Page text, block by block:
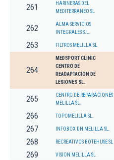
261
HARINERAS DEL
MEDITERRANEO SL
262
ALMA SERVICIOS
INTEGRALES S.L.
263 FILTROS MELILLA SL
264
MEDSPORT CLINIC
CENTRO DE
READAPTACION DE
LESIONES SL.
265
CENTRO DE REPARACIONES
MELILLA SL.
266 TOPOMELILLA SL.
267 INFOBOX DN MELILLA SL.
268 RECREATIVOS BOTEHUSE SL
269 VISION MELILLA SL